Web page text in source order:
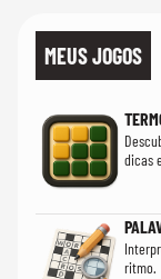
MEUS JOGOS
dicas
ritmo.